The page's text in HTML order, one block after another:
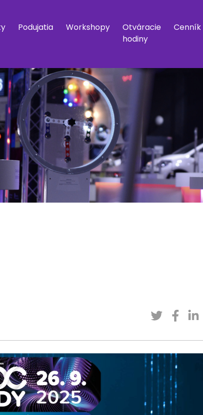
Podujatia Workshopy
Otváracie
hodiny
Cenník